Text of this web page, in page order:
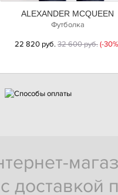
ALEXANDER MCQUEEN
Футболка
22 820 руб.32 600 руб.(-
доставкой